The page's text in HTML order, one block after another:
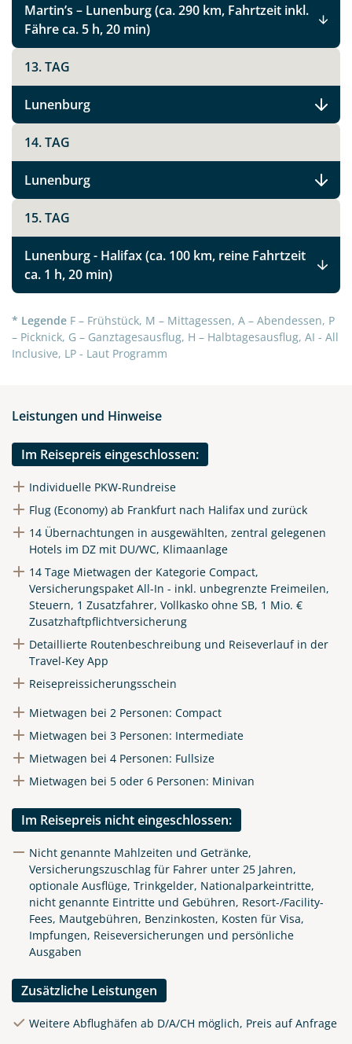
Teile diese Reise
Kanadas Atlantikprovinzen Nova Scotia,
Facebook
Instagram
X
WhatsApp
per E-Mail senden
Link kopieren
Martin’s – Lunenburg (ca. 290 km, Fahrtzeit inkl.
Fähre ca. 5 h, 20 min)
13. TAG
Lunenburg
14. TAG
Lunenburg
15. TAG
Lunenburg - Halifax (ca. 100 km, reine Fahrtzeit
ca. 1 h, 20 min)
* Legende F – Frühstück, M – Mittagessen, A – Abendessen, P
– Picknick, G – Ganztagesausflug, H – Halbtagesausflug, AI - All
Inclusive, LP - Laut Programm
Leistungen und Hinweise
Im Reisepreis eingeschlossen:
Individuelle PKW-Rundreise
Flug (Economy) ab Frankfurt nach Halifax und zurück
14 Übernachtungen in ausgewählten, zentral gelegenen
Hotels im DZ mit DU/WC, Klimaanlage
14 Tage Mietwagen der Kategorie Compact,
Versicherungspaket All-In - inkl. unbegrenzte Freimeilen,
Steuern, 1 Zusatzfahrer, Vollkasko ohne SB, 1 Mio. €
Zusatzhaftpflichtversicherung
Detaillierte Routenbeschreibung und Reiseverlauf in der
Travel-Key App
Reisepreissicherungsschein
Mietwagen bei 2 Personen: Compact
Mietwagen bei 3 Personen: Intermediate
Mietwagen bei 4 Personen: Fullsize
Mietwagen bei 5 oder 6 Personen: Minivan
Im Reisepreis nicht eingeschlossen:
Nicht genannte Mahlzeiten und Getränke,
Versicherungszuschlag für Fahrer unter 25 Jahren,
optionale Ausflüge, Trinkgelder, Nationalparkeintritte,
nicht genannte Eintritte und Gebühren, Resort-/Facility-
Fees, Mautgebühren, Benzinkosten, Kosten für Visa,
Impfungen, Reiseversicherungen und persönliche
Ausgaben
Zusätzliche Leistungen
Weitere Abflughäfen ab D/A/CH möglich, Preis auf Anfrage